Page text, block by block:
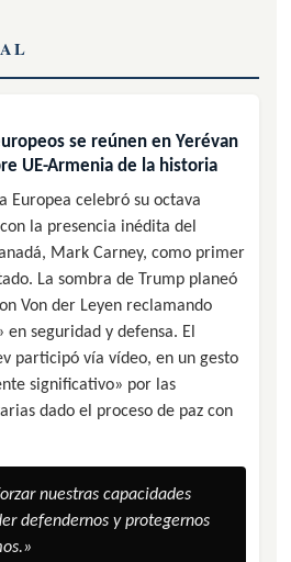
se reúnen en Yerévan
UE-Armenia de la historia
Europea celebró su octava
la presencia inédita del
Mark Carney, como primer
La sombra de Trump planeó
Von der Leyen reclamando
en seguridad y defensa. El
participó vía vídeo, en un gesto
significativo» por las
dado el proceso de paz con
nuestras capacidades
defendernos y protegernos